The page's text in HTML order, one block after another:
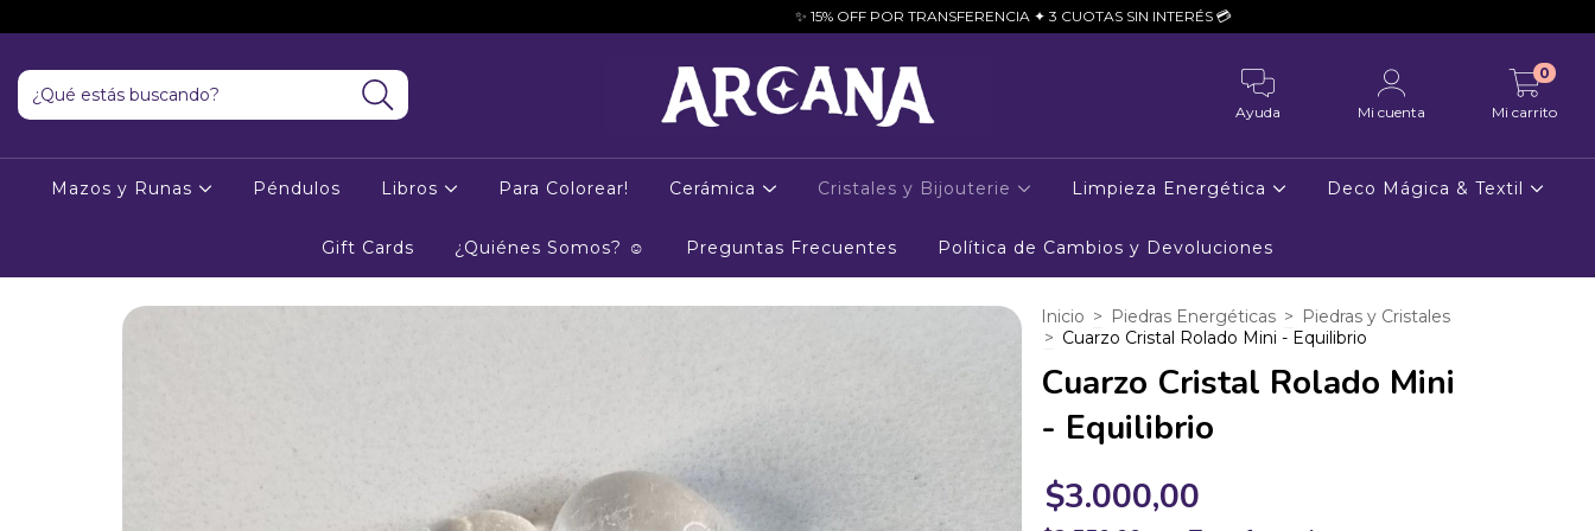
✨ 15% OFF POR TRANSFERENCIA ✦ 3 CUOTAS SIN INTERÉS 💳
Ayuda Mi cuenta Mi carrito
0
Mazos y Runas Péndulos Libros Para Colorear! Cerámica Cristales y Bijouterie Limpieza Energética Deco Mágica & Textil
Gift Cards ¿Quiénes Somos? ☺ Preguntas Frecuentes Política de Cambios y Devoluciones
Inicio > Piedras Energéticas > Piedras y Cristales
> Cuarzo Cristal Rolado Mini - Equilibrio
Cuarzo Cristal Rolado Mini
- Equilibrio
$3.000,00